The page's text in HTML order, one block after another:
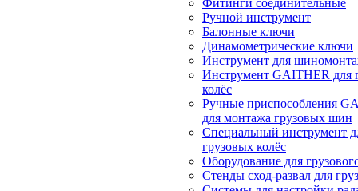
Фитинги соединительные
Ручной инструмент
Балонные ключи
Динамометрические ключи
Инструмент для
Инструмент GAITHER для
колёс
Ручные приспособления
для монтажа грузовых шин
Специальный инструмент
грузовых колёс
Оборудование для
Стенды сход-развал для